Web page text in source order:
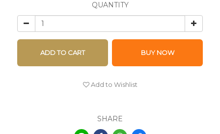
QUANTITY
ADD TO CART BUY NOW
Add to Wishlist
SHARE